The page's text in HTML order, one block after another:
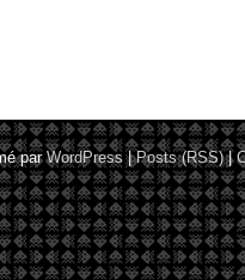
parWordPress |Posts (RSS)|